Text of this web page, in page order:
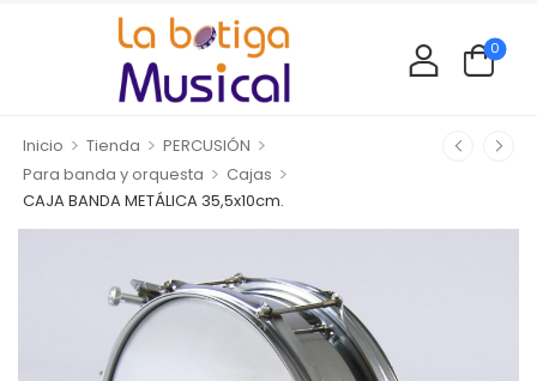
0
Inicio > Tienda > PERCUSIÓN >
Para banda y orquesta > Cajas >
CAJA BANDA METÁLICA 35,5x10cm.